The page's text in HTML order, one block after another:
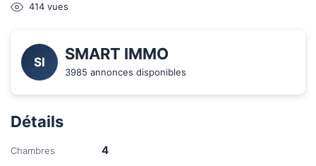
414 vues
SI SMART IMMO
3985 annonces disponibles
Détails
Chambres 4